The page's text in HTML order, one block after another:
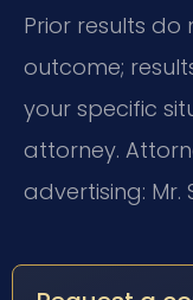
Prior results
outcome;
your specific
attorney.
advertising: Mr.